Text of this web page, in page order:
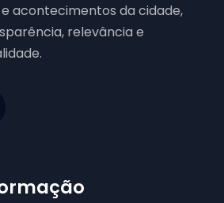
acontecimentos da cidade,
relevância e